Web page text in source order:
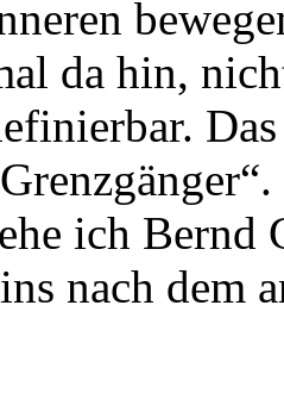
da hin,
ich Bernd
nach dem